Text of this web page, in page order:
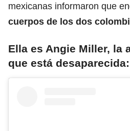
mexicanas informaron que
cuerpos de los dos
Ella es Angie Miller, la
que está desaparecida: